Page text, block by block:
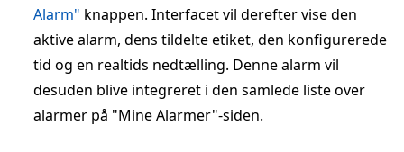
Alarm" knappen. Interfacet vil derefter vise den
aktive alarm, dens tildelte etiket, den konfigurerede
tid og en realtids nedtælling. Denne alarm vil
desuden blive integreret i den samlede liste over
alarmer på "Mine Alarmer"-siden.